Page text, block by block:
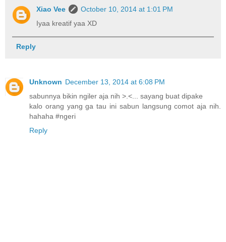
Xiao Vee
October 10, 2014 at 1:01 PM
Iyaa kreatif yaa XD
Reply
Unknown December 13, 2014 at 6:08 PM
sabunnya bikin ngiler aja nih >.<... sayang buat dipake
kalo orang yang ga tau ini sabun langsung comot aja nih.
hahaha #ngeri
Reply